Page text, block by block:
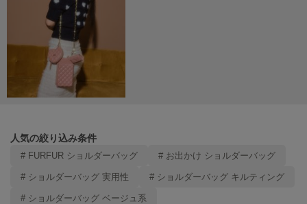
人気の絞り込み条件
# FURFUR ショルダーバッグ # お出かけ ショルダーバッグ
# ショルダーバッグ 実用性 # ショルダーバッグ キルティング
# ショルダーバッグ ベージュ系